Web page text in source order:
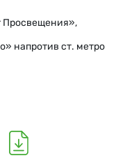
Просвещения»,
напротив ст. метро